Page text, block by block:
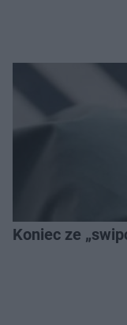
Koniec ze